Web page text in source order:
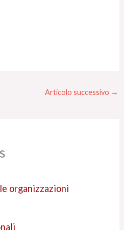
Articolo successivo →
organizzazioni